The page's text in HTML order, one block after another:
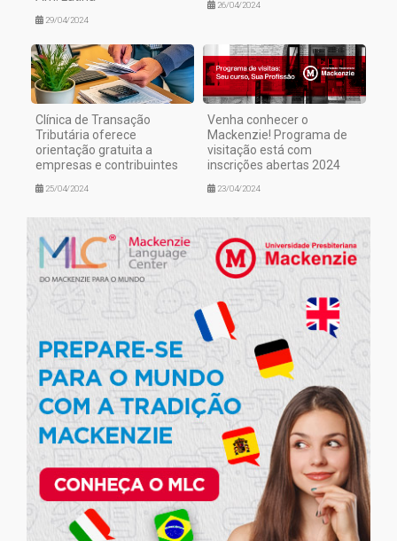
29/04/2024
26/04/2024
Clínica de Transação
Tributária oferece
orientação gratuita a
empresas e contribuintes
25/04/2024
Venha conhecer o
Mackenzie! Programa de
visitação está com
inscrições abertas 2024
23/04/2024